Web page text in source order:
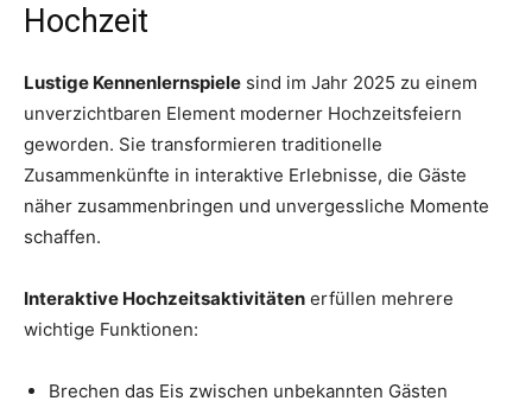
Hochzeit
Lustige Kennenlernspiele sind im Jahr 2025 zu einem
unverzichtbaren Element moderner Hochzeitsfeiern
geworden. Sie transformieren traditionelle
Zusammenkünfte in interaktive Erlebnisse, die Gäste
näher zusammenbringen und unvergessliche Momente
schaffen.
Interaktive Hochzeitsaktivitäten erfüllen mehrere
wichtige Funktionen:
Brechen das Eis zwischen unbekannten Gästen